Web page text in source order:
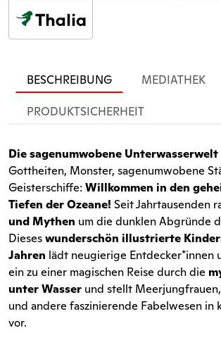
BESCHREIBUNG MEDIATHEK
PRODUKTSICHERHEIT
Die sagenumwobene Unterwasserwelt
Gottheiten, Monster, sagenumwobene
Geisterschiffe:Willkommen in den
Tiefen der Ozeane! Seit Jahrtausenden
und Mythen um die dunklen Abgründe
Dieseswunderschön illustrierte
Jahren lädt neugierige Entdecker*innen
ein zu einer magischen Reise durch die
unter Wasser und stellt
und andere faszinierende Fabelwesen in
vor.